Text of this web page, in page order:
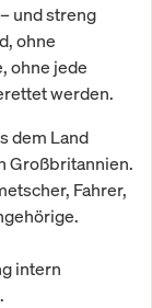
und streng
ohne
ohne jede
werden.
dem Land
Großbritannien.
Fahrer,
intern